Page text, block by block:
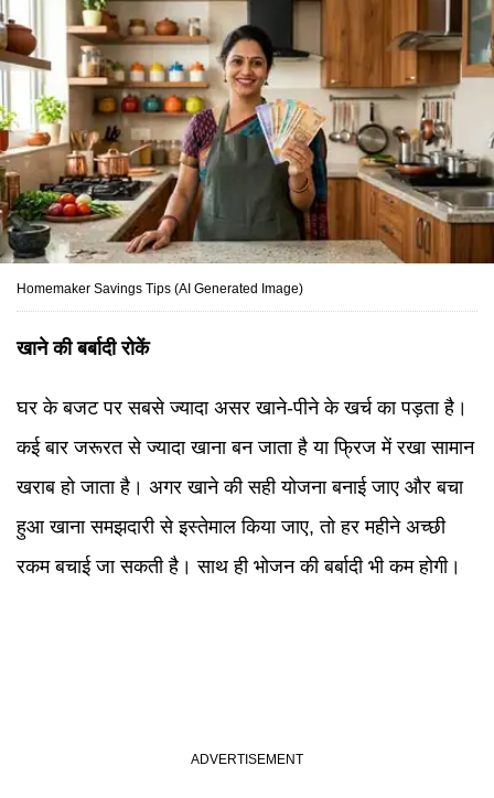
Homemaker Savings Tips (AI Generated Image)
खाने की बर्बादी रोकें
घर के बजट पर सबसे ज्यादा असर खाने-पीने के खर्च का पड़ता है।
कई बार जरूरत से ज्यादा खाना बन जाता है या फ्रिज में रखा सामान
खराब हो जाता है। अगर खाने की सही योजना बनाई जाए और बचा
हुआ खाना समझदारी से इस्तेमाल किया जाए, तो हर महीने अच्छी
रकम बचाई जा सकती है। साथ ही भोजन की बर्बादी भी कम होगी।